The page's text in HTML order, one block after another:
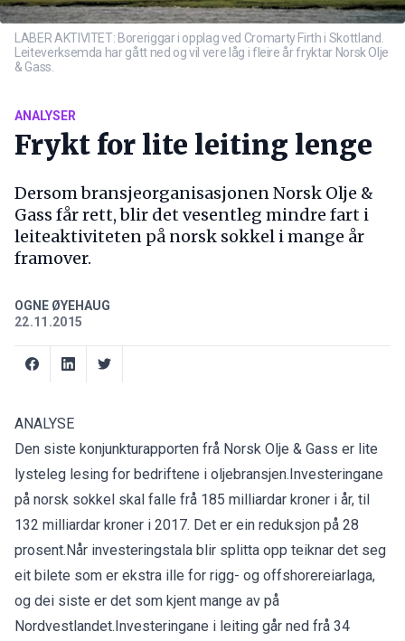
LABER AKTIVITET: Boreriggar i opplag ved Cromarty Firth i Skottland.
Leiteverksemda har gått ned og vil vere låg i fleire år fryktar Norsk Olje
& Gass.
ANALYSER
Frykt for lite leiting lenge
Dersom bransjeorganisasjonen Norsk Olje &
Gass får rett, blir det vesentleg mindre fart i
leiteaktiviteten på norsk sokkel i mange år
framover.
OGNE ØYEHAUG
22.11.2015
ANALYSE
Den siste konjunkturapporten frå Norsk Olje & Gass er lite
lysteleg lesing for bedriftene i oljebransjen.Investeringane
på norsk sokkel skal falle frå 185 milliardar kroner i år, til
132 milliardar kroner i 2017. Det er ein reduksjon på 28
prosent.Når investeringstala blir splitta opp teiknar det seg
eit bilete som er ekstra ille for rigg- og offshorereiarlaga,
og dei siste er det som kjent mange av på
Nordvestlandet.Investeringane i leiting går ned frå 34